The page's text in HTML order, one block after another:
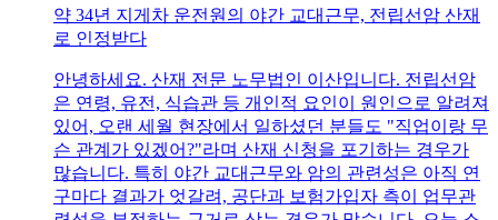
약 34년 지게차 운전원의 야간 교대근무, 전립선암 산재
로 인정받다
안녕하세요. 산재 전문 노무법인 이산입니다. 전립선암
은 연령, 유전, 식습관 등 개인적 요인이 원인으로 알려져
있어, 오랜 세월 현장에서 일하셨던 분들도 "직업이랑 무
슨 관계가 있겠어?"라며 산재 신청을 포기하는 경우가
많습니다. 특히 야간 교대근무와 암의 관련성은 아직 연
구마다 결과가 엇갈려, 공단과 보험가입자 측이 업무관